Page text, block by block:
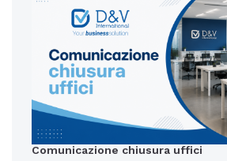
Comunicazione chiusura uffici